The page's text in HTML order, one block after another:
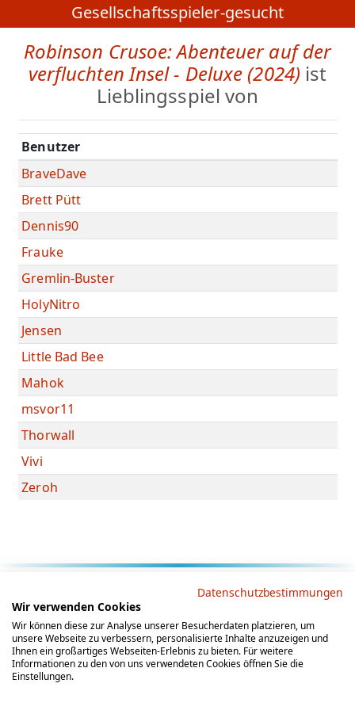
Gesellschaftsspieler-gesucht
Robinson Crusoe: Abenteuer auf der
verfluchten Insel - Deluxe (2024) ist
Lieblingsspiel von
Benutzer
BraveDave
Brett Pütt
Dennis90
Frauke
Gremlin-Buster
HolyNitro
Jensen
Little Bad Bee
Mahok
msvor11
Thorwall
Vivi
Zeroh
AGB Datenschutz
Impressum
Social Media
Datenschutzbestimmungen
Wir verwenden Cookies
Wir können diese zur Analyse unserer Besucherdaten platzieren, um
unsere Webseite zu verbessern, personalisierte Inhalte anzuzeigen und
Ihnen ein großartiges Webseiten-Erlebnis zu bieten. Für weitere
Informationen zu den von uns verwendeten Cookies öffnen Sie die
Einstellungen.